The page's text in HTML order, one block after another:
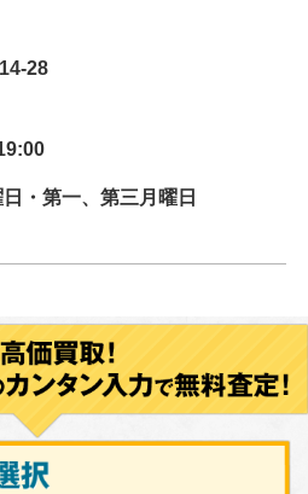
28
・第一、第三月曜日